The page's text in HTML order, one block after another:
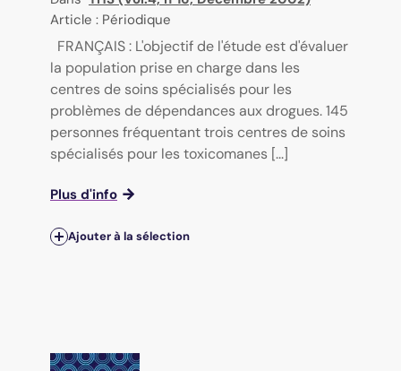
Article : Périodique
FRANÇAIS : L'objectif de l'étude est d'évaluer
la population prise en charge dans les
centres de soins spécialisés pour les
problèmes de dépendances aux drogues. 145
personnes fréquentant trois centres de soins
spécialisés pour les toxicomanes [...]
Plus d'info
Ajouter à la sélection